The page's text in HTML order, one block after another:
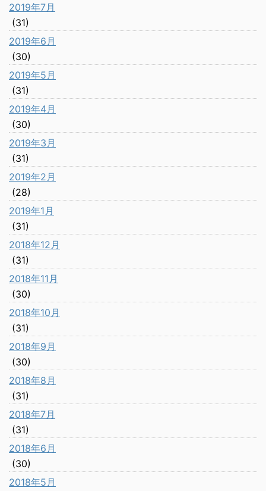
2019年7月
(31)
2019年6月
(30)
2019年5月
(31)
2019年4月
(30)
2019年3月
(31)
2019年2月
(28)
2019年1月
(31)
2018年12月
(31)
2018年11月
(30)
2018年10月
(31)
2018年9月
(30)
2018年8月
(31)
2018年7月
(31)
2018年6月
(30)
2018年5月